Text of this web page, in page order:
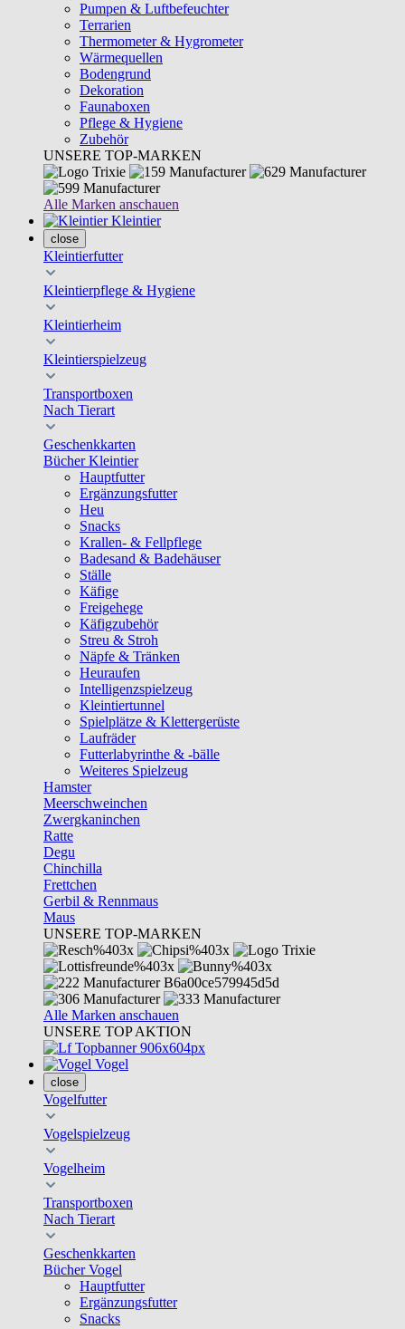
Pumpen & Luftbefeuchter
Terrarien
Thermometer & Hygrometer
Wärmequellen
Bodengrund
Dekoration
Faunaboxen
Pflege & Hygiene
Zubehör
UNSERE TOP-MARKEN
Alle Marken anschauen
Kleintier
close
Kleintierfutter
Kleintierpflege & Hygiene
Kleintierheim
Kleintierspielzeug
Transportboxen
Nach Tierart
Geschenkkarten
Bücher Kleintier
Hauptfutter
Ergänzungsfutter
Heu
Snacks
Krallen- & Fellpflege
Badesand & Badehäuser
Ställe
Käfige
Freigehege
Käfigzubehör
Streu & Stroh
Näpfe & Tränken
Heuraufen
Intelligenzspielzeug
Kleintiertunnel
Spielplätze & Klettergerüste
Laufräder
Futterlabyrinthe & -bälle
Weiteres Spielzeug
Hamster
Meerschweinchen
Zwergkaninchen
Ratte
Degu
Chinchilla
Frettchen
Gerbil & Rennmaus
Maus
UNSERE TOP-MARKEN
Alle Marken anschauen
UNSERE TOP AKTION
Vogel
close
Vogelfutter
Vogelspielzeug
Vogelheim
Transportboxen
Nach Tierart
Geschenkkarten
Bücher Vogel
Hauptfutter
Ergänzungsfutter
Snacks